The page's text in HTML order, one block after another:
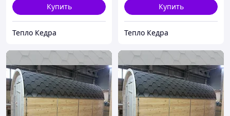
Купить
Тепло Кедра
Купить
Тепло Кедра